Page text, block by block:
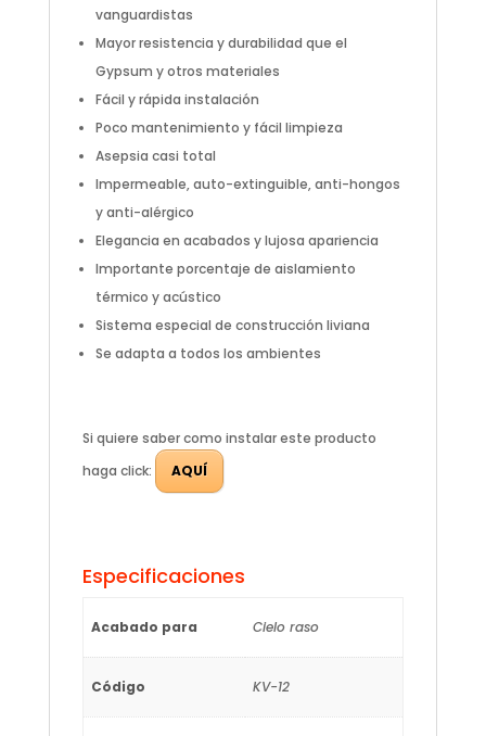
vanguardistas
Mayor resistencia y durabilidad que el
Gypsum y otros materiales
Fácil y rápida instalación
Poco mantenimiento y fácil limpieza
Asepsia casi total
Impermeable, auto-extinguible, anti-hongos
y anti-alérgico
Elegancia en acabados y lujosa apariencia
Importante porcentaje de aislamiento
térmico y acústico
Sistema especial de construcción liviana
Se adapta a todos los ambientes
Si quiere saber como instalar este producto
haga click:
AQUÍ
Especificaciones
Acabado para Cielo raso
Código KV-12